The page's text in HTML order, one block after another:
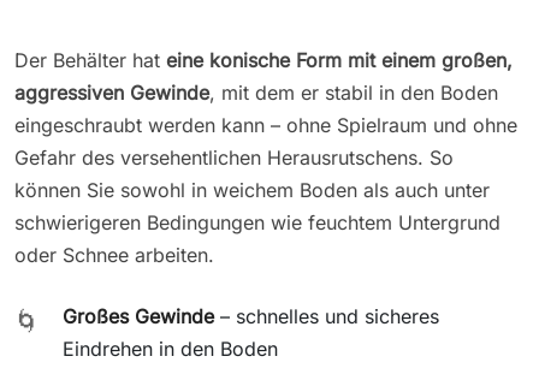
Der Behälter hat eine konische Form mit einem großen,
aggressiven Gewinde, mit dem er stabil in den Boden
eingeschraubt werden kann – ohne Spielraum und ohne
Gefahr des versehentlichen Herausrutschens. So
können Sie sowohl in weichem Boden als auch unter
schwierigeren Bedingungen wie feuchtem Untergrund
oder Schnee arbeiten.
🌀 Großes Gewinde– schnelles und sicheres
Eindrehen in den Boden